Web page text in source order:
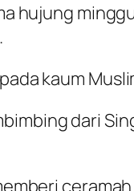
hujung
kaum
dari